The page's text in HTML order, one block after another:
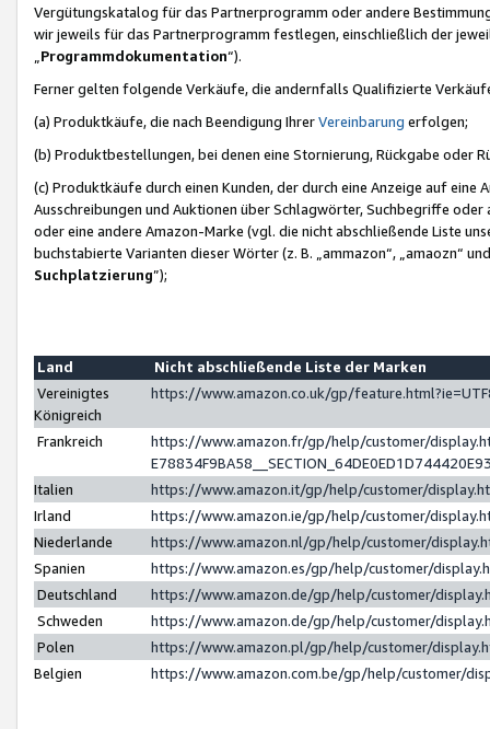
Vergütungskatalog für das Partnerprogramm oder andere
wir jeweils für das Partnerprogramm festlegen, einschließlich der
Programmdokumentation“).
Ferner gelten folgende Verkäufe, die andernfalls Qualifizierte
(a) Produktkäufe, die nach Beendigung IhrerVereinbarung erfolgen;
(b) Produktbestellungen, bei denen eine Stornierung, Rückgabe oder
(c) Produktkäufe durch einen Kunden, der durch eine Anzeige auf
Ausschreibungen und Auktionen über Schlagwörter, Suchbegriffe
oder eine andere Amazon-Marke (vgl. die nicht abschließende Liste
buchstabierte Varianten dieser Wörter (z. B. „ammazon“, „amaozn“
Suchplatzierung”);
Land
Nicht abschließende Liste der Marken
Vereinigtes
Königreich
https://www.amazon.co.uk/gp/
Frankreich
https://www.amazon.fr/gp/help/customer/
Italien
https://www.amazon.it/gp/help/customer/
Irland
https://www.amazon.ie/gp/help/customer/
Niederlande
https://www.amazon.nl/gp/help/customer/
Spanien
https://www.amazon.es/gp/help/customer/
Deutschland
https://www.amazon.de/gp/help/customer/
Schweden
https://www.amazon.de/gp/help/customer/
Polen
https://www.amazon.pl/gp/help/customer/
Belgien
https://www.amazon.com.be/gp/help/customer/